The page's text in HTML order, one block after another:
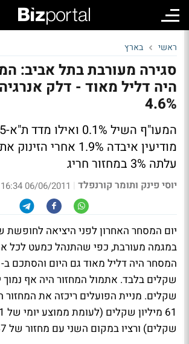
ראשי בארץ
סגירה מעורבת בתל אביב:
היה דליל מאוד - דלק
4.6%
מודיעין איבדה 1.9%
עלתה 3% במחזור חריג
יוסי פינק ותומר קורנפלד |
06/06/2011 16:34
יום המסחר האחרון לפני היציאה לחופשת
במגמה מעורבת, כפי שהתנהל כמעט לכל
שקלים. מניית הפועלים ריכזה את המחזור
שקלים) ורציו במקום השני עם מחזור של 47 מיליון שקלים.